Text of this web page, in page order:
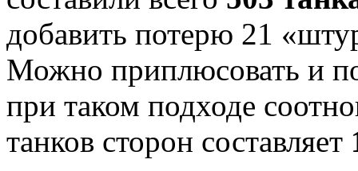
добавить потерю 21
Можно приплюсовать и
при таком подходе
танков сторон составляет